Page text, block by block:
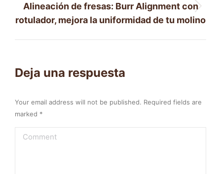
Next
post:
Alineación de fresas: Burr Alignment con
rotulador, mejora la uniformidad de tu molino
Deja una respuesta
Your email address will not be published. Required fields are
marked *
Comment